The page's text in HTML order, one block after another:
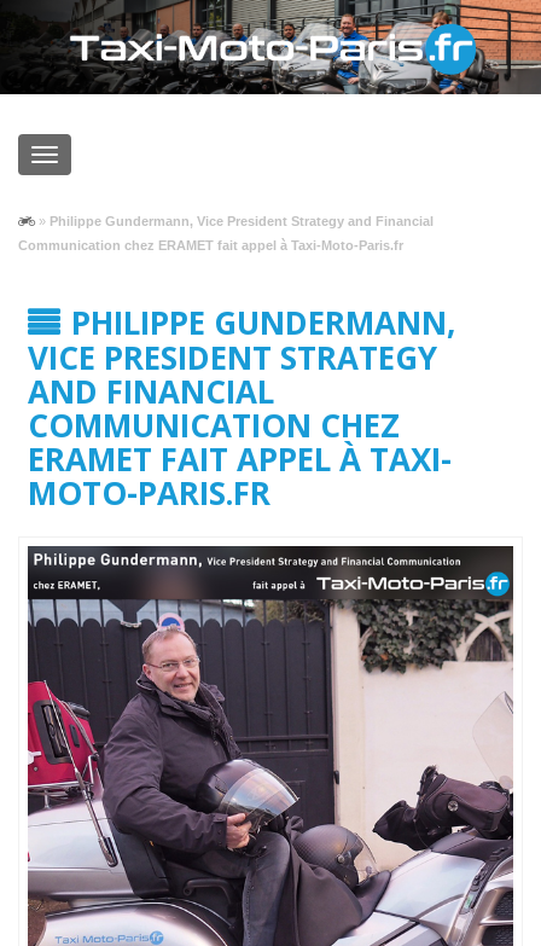
» Philippe Gundermann, Vice President Strategy and Financial
Communication chez ERAMET fait appel à Taxi-Moto-Paris.fr
PHILIPPE GUNDERMANN,
VICE PRESIDENT STRATEGY
AND FINANCIAL
COMMUNICATION CHEZ
ERAMET FAIT APPEL À TAXI-
MOTO-PARIS.FR